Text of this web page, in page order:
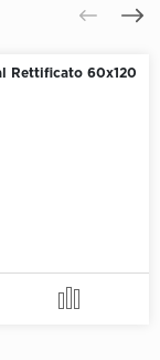
Rettificato 60x120